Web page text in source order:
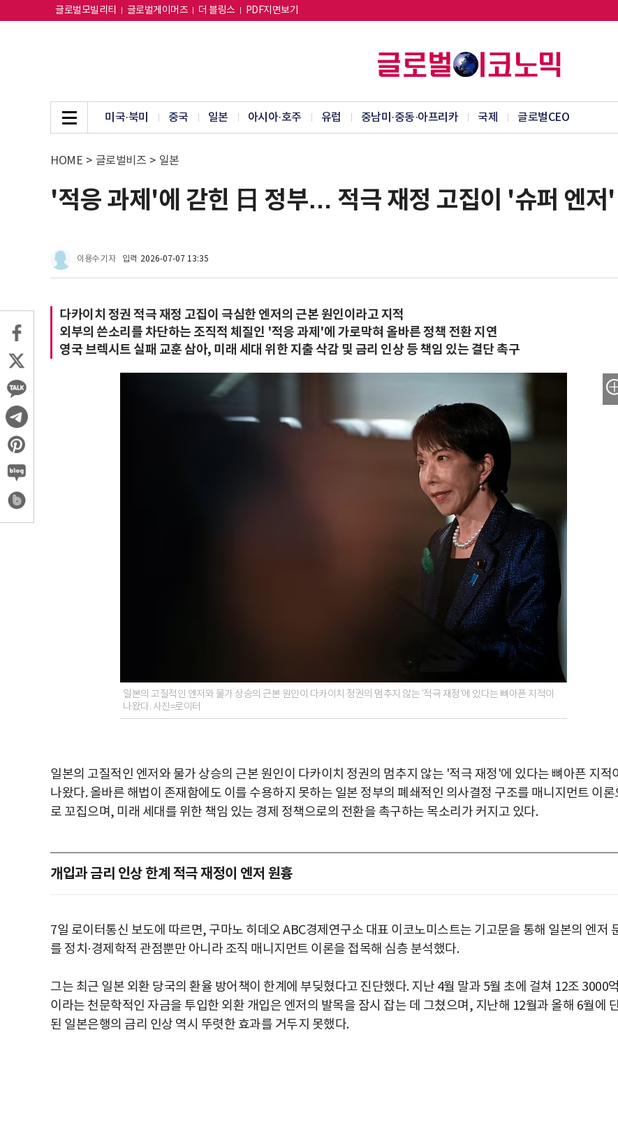
글로벌모빌리티 글로벌게이머즈 더 블링스 PDF지면보기
미국·북미 중국 일본 아시아·호주 유럽 중남미·중동·아프리카 국제 글로벌CEO
HOME > 글로벌비즈 > 일본
'적응 과제'에 갇힌 日 정부… 적극 재정 고집이 '슈퍼 엔저
이용수 기자 입력 2026-07-07 13:35
다카이치 정권 적극 재정 고집이 극심한 엔저의 근본 원인이라고 지적
외부의 쓴소리를 차단하는 조직적 체질인 '적응 과제'에 가로막혀 올바른 정책 전환 지연
영국 브렉시트 실패 교훈 삼아, 미래 세대 위한 지출 삭감 및 금리 인상 등 책임 있는 결단 촉구
일본의 고질적인 엔저와 물가 상승의 근본 원인이 다카이치 정권의 멈추지 않는 '적극 재정'에 있다는 뼈아픈 지적이
나왔다. 사진=로이터
일본의 고질적인 엔저와 물가 상승의 근본 원인이 다카이치 정권의 멈추지 않는 '적극 재정'에 있다는 뼈아픈 지적이
나왔다. 올바른 해법이 존재함에도 이를 수용하지 못하는 일본 정부의 폐쇄적인 의사결정 구조를 매니지먼트 이론
로 꼬집으며, 미래 세대를 위한 책임 있는 경제 정책으로의 전환을 촉구하는 목소리가 커지고 있다.
개입과 금리 인상 한계 적극 재정이 엔저 원흉
7일 로이터통신 보도에 따르면, 구마노 히데오 ABC경제연구소 대표 이코노미스트는 기고문을 통해 일본의 엔저
를 정치·경제학적 관점뿐만 아니라 조직 매니지먼트 이론을 접목해 심층 분석했다.
그는 최근 일본 외환 당국의 환율 방어책이 한계에 부딪혔다고 진단했다. 지난 4월 말과 5월 초에 걸쳐 12조 3000
이라는 천문학적인 자금을 투입한 외환 개입은 엔저의 발목을 잠시 잡는 데 그쳤으며, 지난해 12월과 올해 6월에
된 일본은행의 금리 인상 역시 뚜렷한 효과를 거두지 못했다.